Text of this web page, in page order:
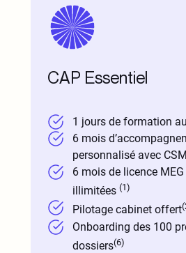
CAP Essentiel
1 jours de formation
6 mois
personnalisé avec CSM
6 mois de licence
illimitées (1)
Pilotage cabinet offert
Onboarding des 100
dossiers(6)